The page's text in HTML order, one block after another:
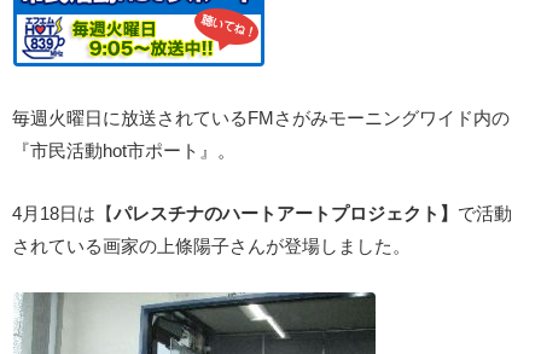
毎週火曜日に放送されているFMさがみモーニングワイド内の
『市民活動hot市ポート』。
4月18日は【パレスチナのハートアートプロジェクト】 で活動
されている画家の上條陽子さんが登場しました。